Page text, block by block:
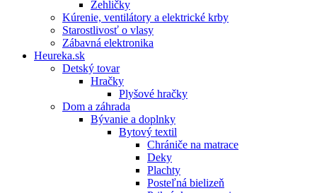
Žehličky
Kúrenie, ventilátory a elektrické krby
Starostlivosť o vlasy
Zábavná elektronika
Heureka.sk
Detský tovar
Hračky
Plyšové hračky
Dom a záhrada
Bývanie a doplnky
Bytový textil
Chrániče na matrace
Deky
Plachty
Posteľná bielizeň